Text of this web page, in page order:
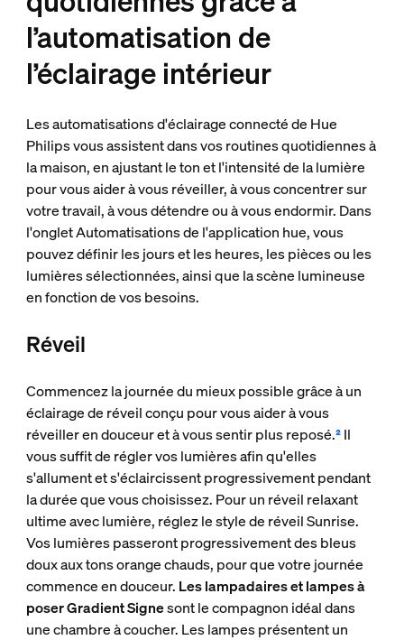
l’automatisation de
l’éclairage intérieur
Les automatisations d'éclairage connecté de Hue
Philips vous assistent dans vos routines quotidiennes à
la maison, en ajustant le ton et l'intensité de la lumière
pour vous aider à vous réveiller, à vous concentrer sur
votre travail, à vous détendre ou à vous endormir. Dans
l'onglet Automatisations de l'application hue, vous
pouvez définir les jours et les heures, les pièces ou les
lumières sélectionnées, ainsi que la scène lumineuse
en fonction de vos besoins.
Réveil
Commencez la journée du mieux possible grâce à un
éclairage de réveil conçu pour vous aider à vous
réveiller en douceur et à vous sentir plus reposé.²Il
vous suffit de régler vos lumières afin qu'elles
s'allument et s'éclaircissent progressivement pendant
la durée que vous choisissez. Pour un réveil relaxant
ultime avec lumière, réglez le style de réveil Sunrise.
Vos lumières passeront progressivement des bleus
doux aux tons orange chauds, pour que votre journée
commence en douceur. Les lampadaires et lampes à
poser Gradient Signesont le compagnon idéal dans
une chambre à coucher. Les lampes présentent un